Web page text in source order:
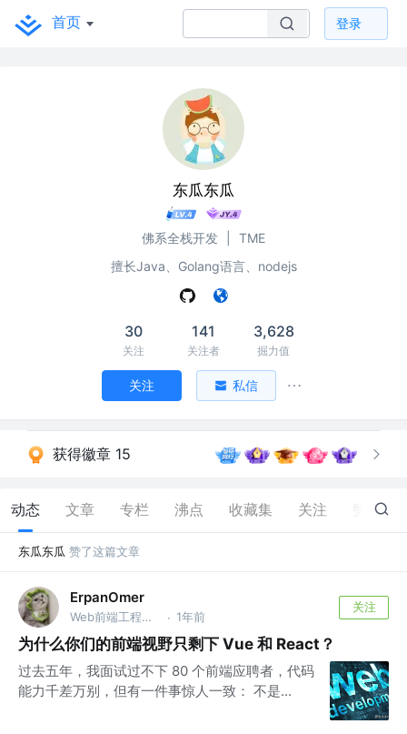
首页 登录
东瓜东瓜
佛系全栈开发
TME
擅长Java、Golang语言、nodejs
30
关注
141
关注者
3,628
掘力值
关注 私信
获得徽章 15
动态 文章 专栏 沸点 收藏集 关注 156
东瓜东瓜 赞了这篇文章
ErpanOmer
Web前端工程师 @跨境 · 1年前
关注
为什么你们的前端视野只剩下 Vue 和 React？
过去五年，我面试过不下 80 个前端应聘者，代码
能力千差万别，但有一件事惊人一致： 不是...